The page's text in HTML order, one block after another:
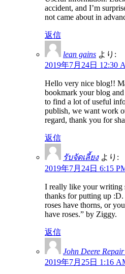
accident, and I’m
not came about in
返信
lean gains より:
2019年7月24日 12:30
Hello very nice blog!!
bookmark your blog
to find a lot of useful
publish, we want work
regard, thank you for
返信
รับจัดเลี้ยง より:
2019年7月24日 6:15
I really like your writing
thanks for putting up :D.
roses have thorns, or
have roses.” by Ziggy.
返信
John Deere
2019年7月25日 1:16